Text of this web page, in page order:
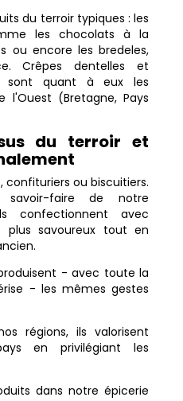
du terroir typiques : les
les chocolats à la
ou encore les bredeles,
Crêpes dentelles et
sont quant à eux les
l'Ouest (Bretagne, Pays
du terroir et
confituriers ou biscuitiers.
faire de notre
confectionnent avec
plus savoureux tout en
- avec toute la
- les mêmes gestes
régions, ils valorisent
en privilégiant les
dans notre épicerie